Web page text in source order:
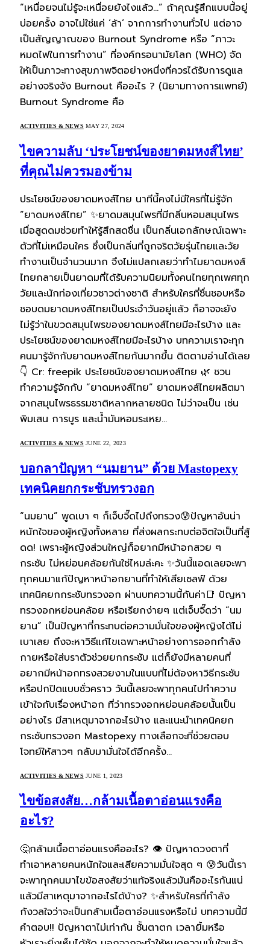
“เหนื่อยจนไม่รู้จะเหนื่อยยังไงแล้ว…” ถ้าคุณรู้สึกแบบนี้อยู่
บ่อยครั้ง อาจไม่ใช่แค่ ‘ล้า’ จากการทำงานทั่วไป แต่อาจ
เป็นสัญญาณของ Burnout Syndrome หรือ “ภาวะ
หมดไฟในการทำงาน” ที่องค์กรอนามัยโลก (WHO) จัด
ให้เป็นภาวะทางสุขภาพจิตอย่างหนึ่งที่ควรได้รับการดูแล
อย่างจริงจัง Burnout คืออะไร ? (นิยามทางการแพทย์)
Burnout Syndrome คือ
ACTIVITIES & NEWS MAY 27, 2024
ไขความลับ ‘ประโยชน์ของยาดมหงส์ไทย’
ที่คุณไม่ควรมองข้าม
ประโยชน์ของยาดมหงส์ไทย นาทีนี้คงไม่มีใครที่ไม่รู้จัก
“ยาดมหงส์ไทย” ✨ยาดมสมุนไพรที่มีกลิ่นหอมสมุนไพร
เมื่อสูดดมช่วยทำให้รู้สึกสดชื่น เป็นกลิ่นเอกลักษณ์เฉพาะ
ตัวที่ไม่เหมือนใคร ซึ่งเป็นกลิ่นที่ถูกจริตวัยรุ่นไทยและวัย
ทำงานเป็นจำนวนมาก จึงไม่แปลกเลยว่าทำไมยาดมหงส์
ไทยกลายเป็นยาดมที่ได้รับความนิยมทั้งคนไทยทุกเพศทุก
วัยและนักท่องเที่ยวชาวต่างชาติ สำหรับใครที่ชื่นชอบหรือ
ชอบดมยาดมหงส์ไทยเป็นประจำวันอยู่แล้ว ก็อาจจะยัง
ไม่รู้ว่าในขวดสมุนไพรของยาดมหงส์ไทยมีอะไรบ้าง และ
ประโยชน์ของยาดมหงส์ไทยมีอะไรบ้าง บทความเราจะทุก
คนมารู้จักกับยาดมหงส์ไทยกันมากขึ้น ติดตามอ่านได้เลย
👇 Cr: freepik ประโยชน์ของยาดมหงส์ไทย 🌿 ชวน
ทำความรู้จักกับ “ยาดมหงส์ไทย” ยาดมหงส์ไทยผลิตมา
จากสมุนไพรธรรมชาติหลากหลายชนิด ไม่ว่าจะเป็น เช่น
พิมเสน การบูร และน้ำมันหอมระเหย…
ACTIVITIES & NEWS JUNE 22, 2023
บอกลาปัญหา “นมยาน” ด้วย Mastopexy
เทคนิคยกกระชับทรวงอก
“นมยาน” พูดเบา ๆ ก็เจ็บจี๊ดไปถึงทรวง😰ปัญหาอันน่า
หนักใจของผู้หญิงทั้งหลาย ที่ส่งผลกระทบต่อจิตใจเป็นที่สู้
ดด! เพราะผู้หญิงส่วนใหญ่ก็อยากมีหน้าอกสวย ๆ
กระชับ ไม่หย่อนคล้อยกันใช่ไหมล่ะคะ ✨วันนี้แอดเลยจะพา
ทุกคนมาแก้ปัญหาหน้าอกยานที่ทำให้เสียเซลฟ์ ด้วย
เทคนิคยกกระชับทรวงอก ผ่านบทความนี้กันค่า📑 ปัญหา
ทรวงอกหย่อนคล้อย หรือเรียกง่ายๆ แต่เจ็บจี๊ดว่า “นม
ยาน” เป็นปัญหาที่กระทบต่อความมั่นใจของผู้หญิงได้ไม่
เบาเลย ถึงจะหาวิธีแก้ไขเฉพาะหน้าอย่างการออกกำลัง
กายหรือใส่บราตัวช่วยยกกระชับ แต่ก็ยังมีหลายคนที่
อยากมีหน้าอกทรงสวยงามในแบบที่ไม่ต้องหาวิธีกระชับ
หรือปกปิดแบบชั่วคราว วันนี้เลยจะพาทุกคนไปทำความ
เข้าใจกับเรื่องหน้าอก ที่ว่าทรวงอกหย่อนคล้อยนั้นเป็น
อย่างไร มีสาเหตุมาจากอะไรบ้าง และแนะนำเทคนิคยก
กระชับทรวงอก Mastopexy ทางเลือกจะที่ช่วยตอบ
โจทย์ให้สาวๆ กลับมามั่นใจได้อีกครั้ง…
ACTIVITIES & NEWS JUNE 1, 2023
ไขข้อสงสัย…กล้ามเนื้อตาอ่อนแรงคือ
อะไร?
🤔กล้ามเนื้อตาอ่อนแรงคืออะไร? 👁 ปัญหาดวงตาที่
ทำเอาหลายคนหนักใจและเสียความมั่นใจสุด ๆ 😰วันนี้เรา
จะพาทุกคนมาไขข้อสงสัยว่าแท้จริงแล้วมันคืออะไรกันแน่
แล้วมีสาเหตุมาจากอะไรได้บ้าง? ✨สำหรับใครที่กำลัง
กังวลใจว่าจะเป็นกล้ามเนื้อตาอ่อนแรงหรือไม่ บทความนี้มี
คำตอบ!! ปัญหาตาไม่เท่ากัน ชั้นตาตก เวลายิ้มหรือ